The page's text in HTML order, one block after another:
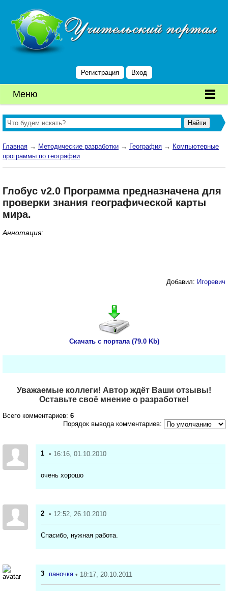
Регистрация Вход
Меню
Главная → Методические разработки → География → Компьютерные
программы по географии
Глобус v2.0 Программа предназначена для
проверки знания географической карты
мира.
Аннотация:
Добавил: Игоревич
Скачать с портала (79.0 Kb)
Уважаемые коллеги! Автор ждёт Ваши отзывы!
Оставьте своё мнение о разработке!
Всего комментариев: 6
Порядок вывода комментариев:
1 • 16:16, 01.10.2010
очень хорошо
2 • 12:52, 26.10.2010
Спасибо, нужная работа.
3 паночка • 18:17, 20.10.2011